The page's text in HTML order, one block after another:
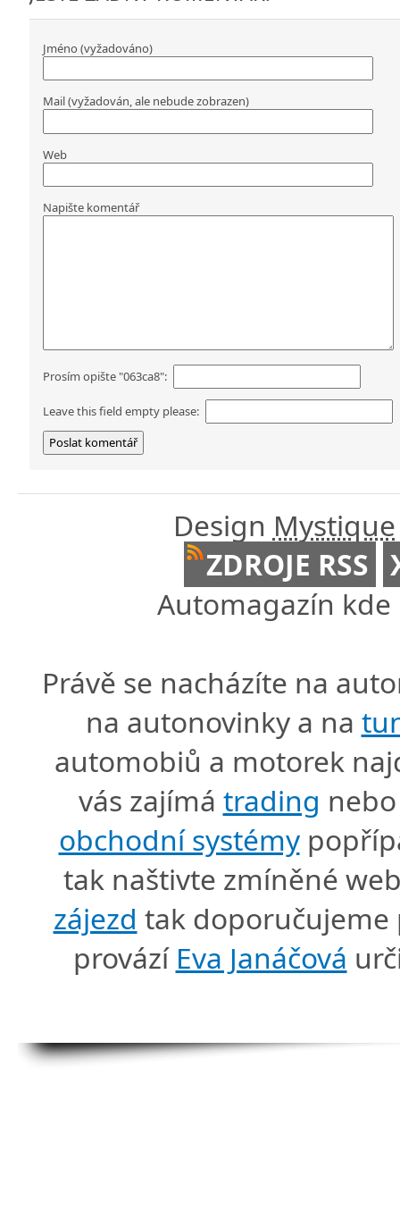
Jméno (vyžadováno)
Mail (vyžadován, ale nebude zobrazen)
Web
Napište komentář
Prosím opište "063ca8":
Leave this field empty please:
Design Mystique
ZDROJE RSS
Automagazín
Právě se nacházíte na
na autonovinky a na
automobiů a motorek
vás zajímá trading
obchodní systémy
tak naštivte zmíněné
zájezd tak doporučujeme
provází Eva Janáčová